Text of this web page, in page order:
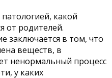
какой
от родителей.
заключается в том, что
веществ, в
ненормальный процесс
у каких